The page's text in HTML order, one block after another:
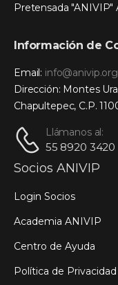
Pretensada "ANIVIP"
Información de
Email:
Dirección: Montes
Chapultepec, C.P.
Llámanos al:
55 8920 3420
Socios ANIVIP
Login Socios
Academia ANIVIP
Centro de Ayuda
Política de Privacidad